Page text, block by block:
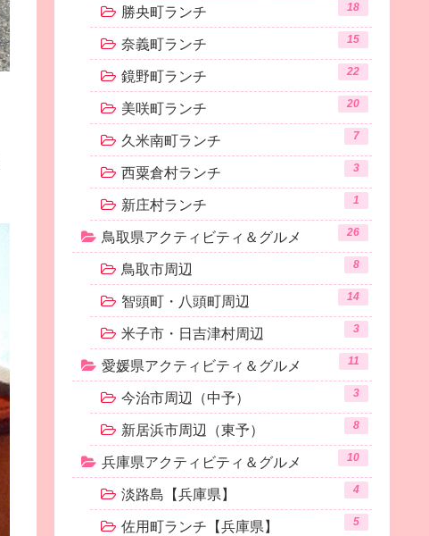
勝央町ランチ 18
奈義町ランチ 15
鏡野町ランチ 22
美咲町ランチ 20
久米南町ランチ 7
西粟倉村ランチ 3
新庄村ランチ 1
鳥取県アクティビティ＆グルメ 26
鳥取市周辺 8
智頭町・八頭町周辺 14
米子市・日吉津村周辺 3
愛媛県アクティビティ＆グルメ 11
今治市周辺（中予） 3
新居浜市周辺（東予） 8
兵庫県アクティビティ＆グルメ 10
淡路島【兵庫県】 4
佐用町ランチ【兵庫県】 5